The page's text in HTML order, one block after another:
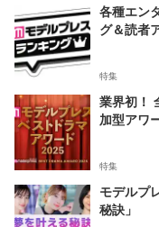
各種エン
グ＆読者
特集
業界初！
加型アワ
特集
モデルプ
秘訣」